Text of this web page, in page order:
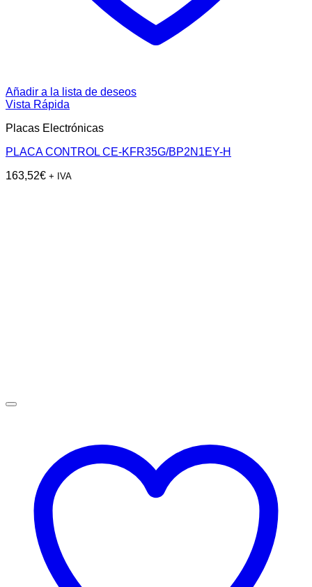
Añadir a la lista de deseos
Vista Rápida
Placas Electrónicas
PLACA CONTROL CE-KFR35G/BP2N1EY-H
163,52€ + IVA